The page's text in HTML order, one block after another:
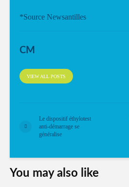
*Source Newsantilles
CM
VIEW ALL POSTS
Le dispositif éthylotest
anti-démarrage se
généralise
You may also like